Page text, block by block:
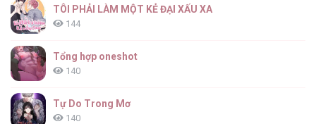
TÔI PHẢI LÀM MỘT KẺ ĐẠI XẤU XA
144
Tổng hợp oneshot
140
Tự Do Trong Mơ
140